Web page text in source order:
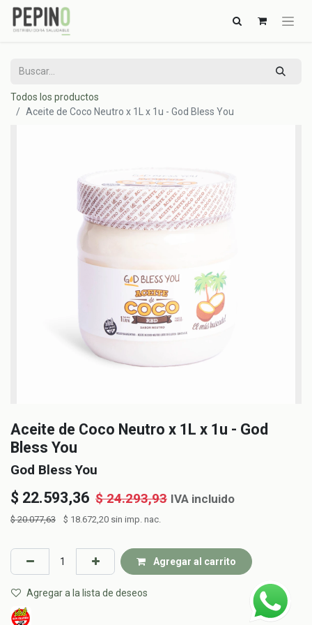
Todos los productos
Aceite de Coco Neutro x 1L x 1u - God Bless You
Aceite de Coco Neutro x 1L x 1u - God
Bless You
God Bless You
$ 22.593,36 $24.293,93 IVA incluido
$20.077,63 $ 18.672,20 sin imp. nac.
Agregar al carrito
Agregar a la lista de deseos